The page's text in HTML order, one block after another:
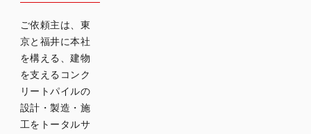
計
統一感
と奥行
きを感
じさせ
るデザ
イン
ご依頼主は、東
京と福井に本社
を構える、建物
を支えるコンク
リートパイルの
設計・製造・施
工をトータルサ